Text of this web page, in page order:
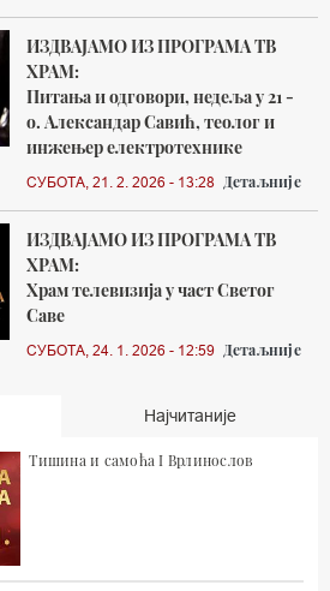
ИЗДВАЈАМО ИЗ ПРОГРАМА ТВ
ХРАМ:
Питања и одговори, недеља у 21 -
о. Александар Савић, теолог и
инжењер електротехнике
СУБОТА, 21. 2. 2026 - 13:28 Детаљније
ИЗДВАЈАМО ИЗ ПРОГРАМА ТВ
ХРАМ:
Храм телевизија у част Светог
Саве
СУБОТА, 24. 1. 2026 - 12:59 Детаљније
Најчитаније
Тишина и самоћа I Врлинослов